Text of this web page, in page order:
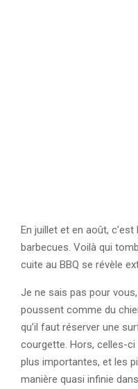
En juillet et en août,
barbecues. Voilà qui
cuite au BBQ se révèle
Je ne sais pas pour
poussent comme du
qu’il faut réserver une
courgette. Hors, celles-
plus importantes, et les
manière quasi infinie